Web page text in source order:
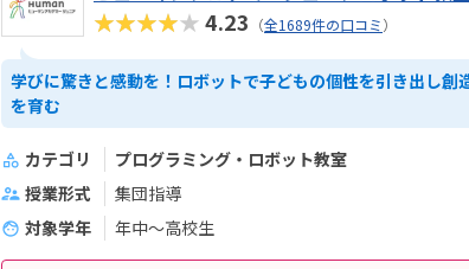
★★★★★4.23 （全1689件の口コミ）
学びに驚きと感動を！ロボットで子どもの個性を引き出し創
を育む
カテゴリ
プログラミング・ロボット教室
授業形式
集団指導
対象学年
年中～高校生